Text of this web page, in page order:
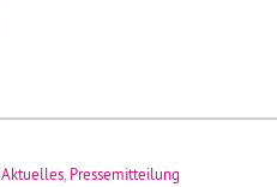
Aktuelles Pressemitteilung